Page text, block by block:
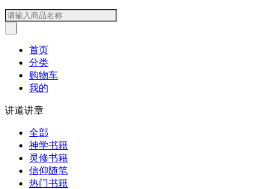
首页
分类
购物车
我的
讲道讲章
全部
神学书籍
灵修书籍
信仰随笔
热门书籍